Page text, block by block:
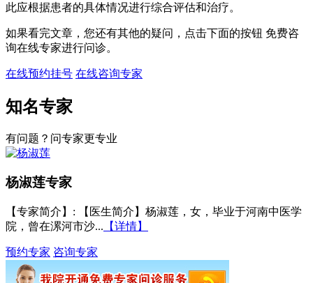
此应根据患者的具体情况进行综合评估和治疗。
如果看完文章，您还有其他的疑问，点击下面的按钮 免费咨
询在线专家进行问诊。
在线预约挂号 在线咨询专家
知名专家
有问题？问专家更专业
杨淑莲专家
【专家简介】 : 【医生简介】杨淑莲，女，毕业于河南中医学
院，曾在漯河市沙... 【详情】
预约专家 咨询专家